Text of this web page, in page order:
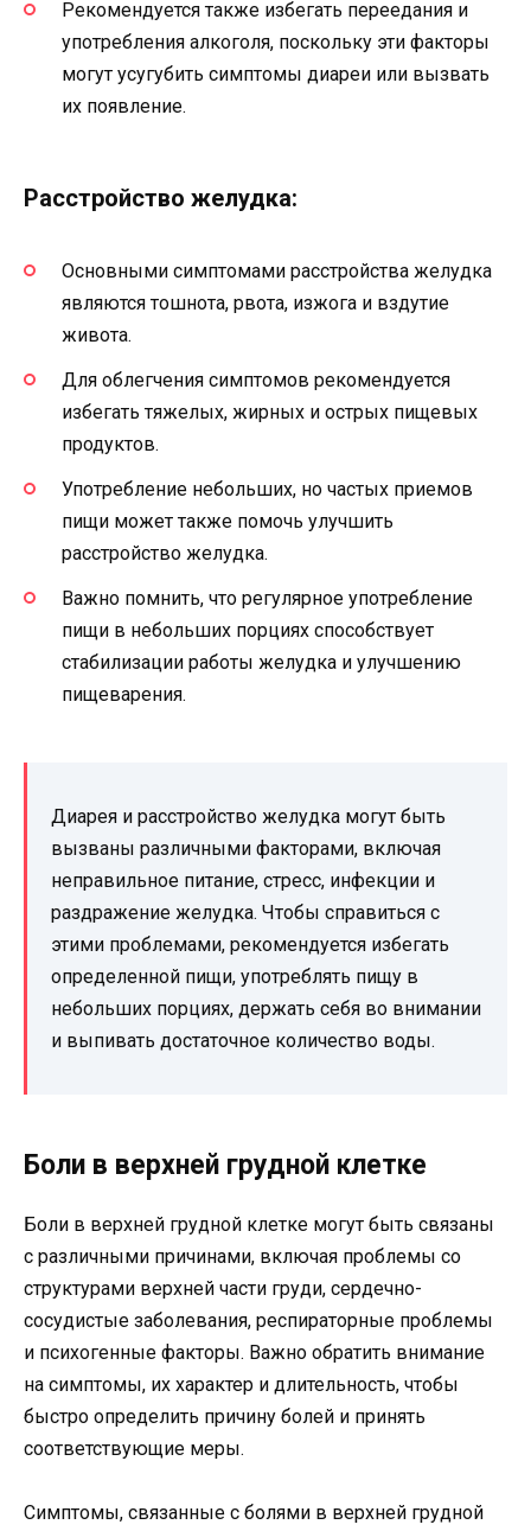
Рекомендуется также избегать переедания и
употребления алкоголя, поскольку эти факторы
могут усугубить симптомы диареи или вызвать
их появление.
Расстройство желудка:
Основными симптомами расстройства желудка
являются тошнота, рвота, изжога и вздутие
живота.
Для облегчения симптомов рекомендуется
избегать тяжелых, жирных и острых пищевых
продуктов.
Употребление небольших, но частых приемов
пищи может также помочь улучшить
расстройство желудка.
Важно помнить, что регулярное употребление
пищи в небольших порциях способствует
стабилизации работы желудка и улучшению
пищеварения.
Диарея и расстройство желудка могут быть
вызваны различными факторами, включая
неправильное питание, стресс, инфекции и
раздражение желудка. Чтобы справиться с
этими проблемами, рекомендуется избегать
определенной пищи, употреблять пищу в
небольших порциях, держать себя во внимании
и выпивать достаточное количество воды.
Боли в верхней грудной клетке
Боли в верхней грудной клетке могут быть связаны
с различными причинами, включая проблемы со
структурами верхней части груди, сердечно-
сосудистые заболевания, респираторные проблемы
и психогенные факторы. Важно обратить внимание
на симптомы, их характер и длительность, чтобы
быстро определить причину болей и принять
соответствующие меры.
Симптомы, связанные с болями в верхней грудной